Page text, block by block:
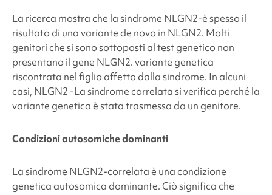
La ricerca mostra che la sindrome NLGN2-è spesso il
risultato di una variante de novo in NLGN2. Molti
genitori che si sono sottoposti al test genetico non
presentano il gene NLGN2.variante genetica
riscontrata nel figlio affetto dalla sindrome. In alcuni
casi, NLGN2 -La sindrome correlata si verifica perché la
variante genetica è stata trasmessa da un genitore.
Condizioni autosomiche dominanti
Lasindrome NLGN2-correlataè una condizione
genetica autosomica dominante. Ciò significa che